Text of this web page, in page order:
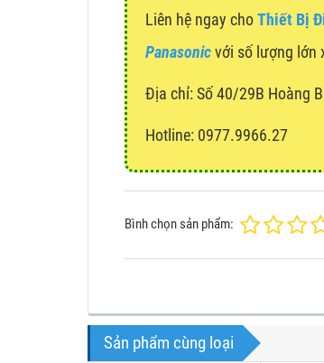
Liên hệ ngay choThiết Bị
Panasonicvới số lượng lớn
Địa chỉ: Số 40/29B Hoàng
Hotline: 0977.9966.27
Bình chọn sản phẩm:
Sản phẩm cùng loại